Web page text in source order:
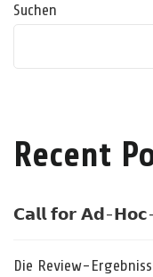
Suchen
Recent
𝗖𝗮𝗹𝗹 𝗳𝗼𝗿 𝗔𝗱-
Die Review-